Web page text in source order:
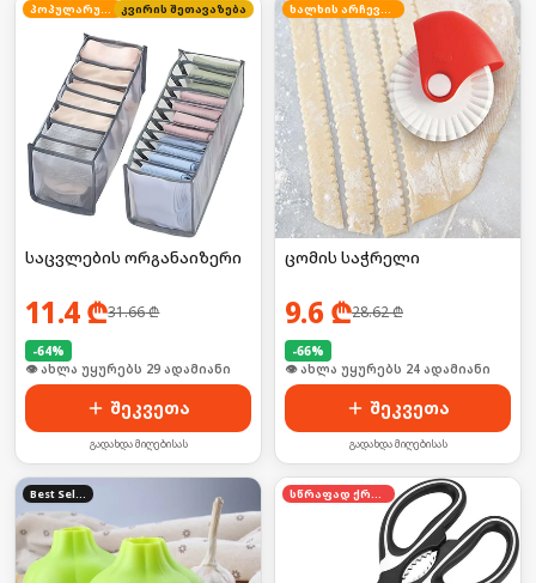
პოპულარული კვირის შეთავაზება
საცვლების ორგანაიზერი
11.4₾31.66₾
-64%
🛒 ბოლო 24სთ-ში იყიდა 39-მა
შეკვეთა
გადახდა მიღებისას
ხალხის არჩევანი
ცომის საჭრელი
9.6 ₾28.62₾
-66%
🛒 ბოლო 24სთ-ში იყიდა 32-მა
შეკვეთა
გადახდა მიღებისას
Best Seller სწრაფად ქრება